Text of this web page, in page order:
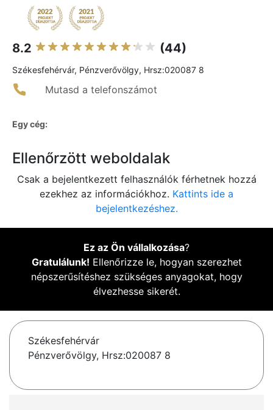
8.2 (44)
Székesfehérvár, Pénzverővölgy, Hrsz:020087 8
Mutasd a telefonszámot
Egy cég:
Ellenőrzött weboldalak
Csak a bejelentkezett felhasználók férhetnek hozzá
ezekhez az információkhoz. Kattints ide a
bejelentkezéshez.
Ez az Ön vállalkozása?
Gratulálunk! Ellenőrizze le, hogyan szerezhet
népszerűsítéshez szükséges anyagokat, hogy
élvezhesse sikerét.
Székesfehérvár
Pénzverővölgy, Hrsz:020087 8